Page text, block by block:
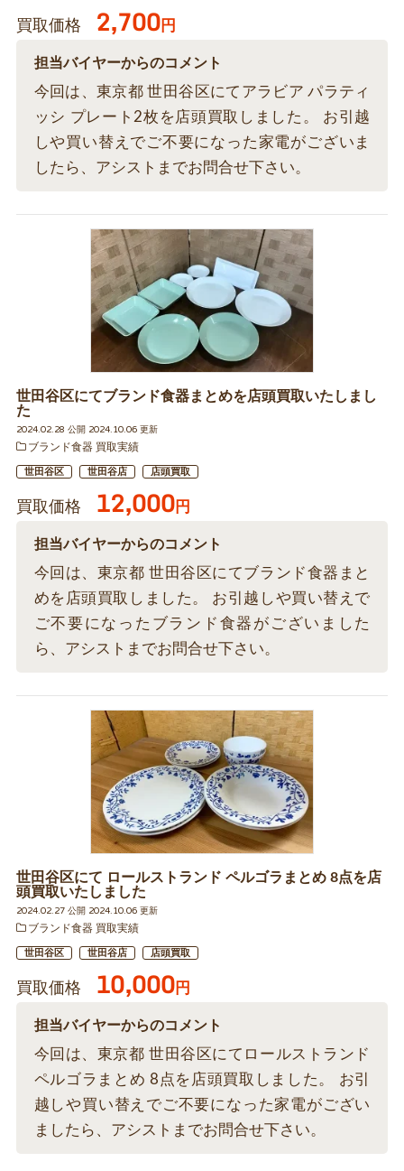
買取価格 2,700円
担当バイヤーからのコメント
今回は、東京都 世田谷区にてアラビア パラティ
ッシ プレート2枚を店頭買取しました。 お引越
しや買い替えでご不要になった家電がございま
したら、アシストまでお問合せ下さい。
世田谷区にてブランド食器まとめを店頭買取いたしまし
た
2024.02.28 公開 2024.10.06 更新
ブランド食器 買取実績
世田谷区 世田谷店 店頭買取
買取価格 12,000円
担当バイヤーからのコメント
今回は、東京都 世田谷区にてブランド食器まと
めを店頭買取しました。 お引越しや買い替えで
ご不要になったブランド食器がございました
ら、アシストまでお問合せ下さい。
世田谷区にて ロールストランド ペルゴラまとめ 8点を店
頭買取いたしました
2024.02.27 公開 2024.10.06 更新
ブランド食器 買取実績
世田谷区 世田谷店 店頭買取
買取価格 10,000円
担当バイヤーからのコメント
今回は、東京都 世田谷区にてロールストランド
ペルゴラまとめ 8点を店頭買取しました。 お引
越しや買い替えでご不要になった家電がござい
ましたら、アシストまでお問合せ下さい。